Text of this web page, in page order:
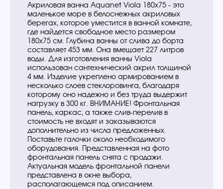
Акриловая ванна Aquanet Viola 180x75 - это
маленькое море в белоснежных акриловых
берегах, которое уместится в ванной комнате,
где найдется свободное место размером
180х75 см. Глубина ванны от слива до борта
составляет 453 мм. Она вмещает 227 литров
воды. Для изготовления ванны Viola
использован сантехнический акрил толщиной
4 мм. Изделие укреплено армированием в
несколько слоев стеклоровинга, благодаря
которому оно надежно и без труда выдержит
нагрузку в 300 кг. ВНИМАНИЕ! Фронтальная
панель, каркас, а также слив-перелив в
стоимость не входят и заказываются
дополнительно из числа предложенных.
Поставьте галочки около необходимого
оборудования. Представленная на фото
фронтальная панель снята с продажи.
Актуальная модель фронтальной панели
представлена в окне выбора,
располагающемся под описанием.